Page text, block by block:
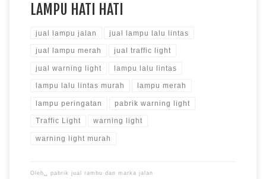
LAMPU HATI HATI
jual lampu jalan jual lampu lalu lintas
jual lampu merah jual traffic light
jual warning light lampu lalu lintas
lampu lalu lintas murah lampu merah
lampu peringatan pabrik warning light
Traffic Light warning light
warning light murah
Oleh␣ pabrik jual rambu dan marka jalan